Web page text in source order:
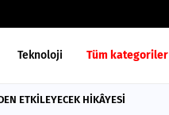
Teknoloji Tüm kategoriler
ETKİLEYECEK HİKÂYESİ